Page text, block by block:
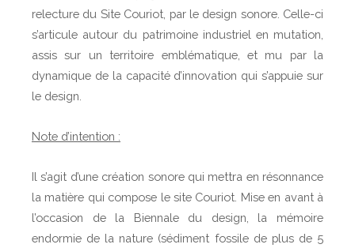
relecture du Site Couriot, par le design sonore. Celle-ci
s’articule autour du patrimoine industriel en mutation,
assis sur un territoire emblématique, et mu par la
dynamique de la capacité d’innovation qui s’appuie sur
le design.
Note d’intention :
Il s’agit d’une création sonore qui mettra en résonnance
la matière qui compose le site Couriot. Mise en avant à
l’occasion de la Biennale du design, la mémoire
endormie de la nature (sédiment fossile de plus de 5